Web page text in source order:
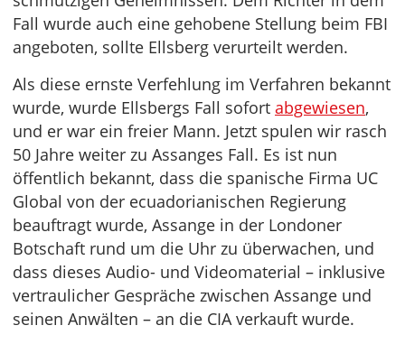
Fall wurde auch eine gehobene Stellung beim FBI
angeboten, sollte Ellsberg verurteilt werden.
Als diese ernste Verfehlung im Verfahren bekannt
wurde, wurde Ellsbergs Fall sofort abgewiesen,
und er war ein freier Mann. Jetzt spulen wir rasch
50 Jahre weiter zu Assanges Fall. Es ist nun
öffentlich bekannt, dass die spanische Firma UC
Global von der ecuadorianischen Regierung
beauftragt wurde, Assange in der Londoner
Botschaft rund um die Uhr zu überwachen, und
dass dieses Audio- und Videomaterial – inklusive
vertraulicher Gespräche zwischen Assange und
seinen Anwälten – an die CIA verkauft wurde.